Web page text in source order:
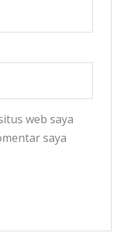
web saya
saya